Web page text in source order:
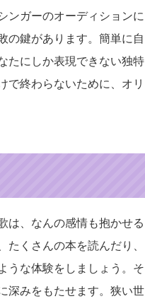
ンガーのオーディションに
の鍵があります。簡単に自
たにしか表現できない独特
で終わらないために、オリ
は、なんの感情も抱かせる
くさんの本を読んだり、
うな体験をしましょう。そ
深みをもたせます。狭い世